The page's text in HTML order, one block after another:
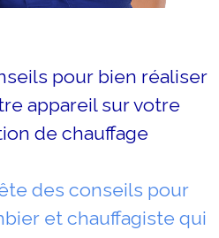
pour bien réaliser
appareil sur votre
de chauffage
des conseils pour
et chauffagiste qui